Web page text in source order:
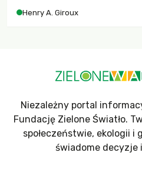
wychowają świadomych
Henry A. Giroux
Niezależny portal
Fundację Zielone Światło.
społeczeństwie, ekologii i
świadome decyzje